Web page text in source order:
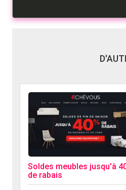
Soldes meubles jusqu'à
de rabais